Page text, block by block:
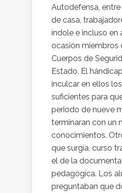
Autodefensa,
de casa,
índole e incluso en
ocasión miembros
Cuerpos de
Estado. El
inculcar en ellos
suficientes para
periodo de nueve
terminaran con un
conocimientos.
que surgía, curso
el de la
pedagógica. Los
preguntaban que